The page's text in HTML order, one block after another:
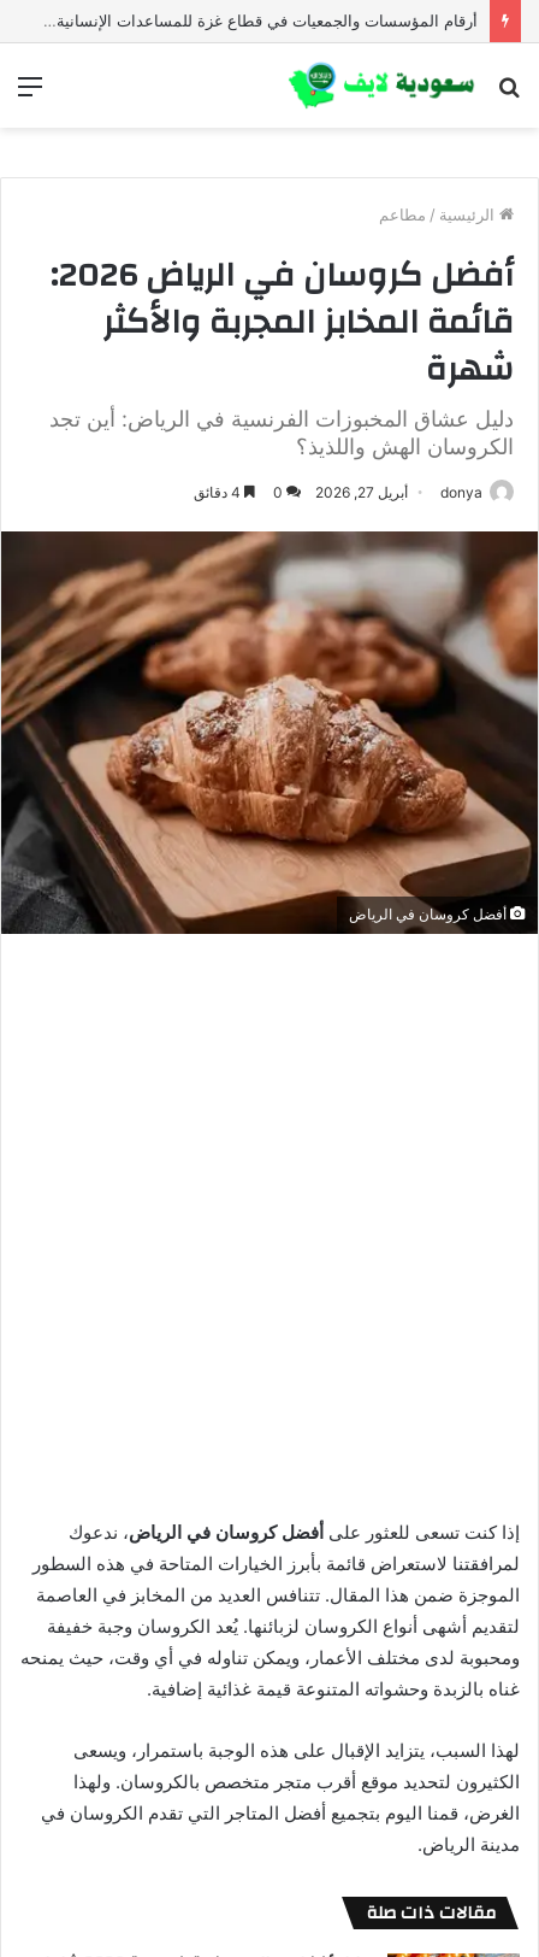
أرقام المؤسسات والجمعيات في قطاع غزة للمساعدات الإنسانية العاجلة
بحث
الرئيسية / مطاعم
أفضل كروسان في الرياض 2026:
قائمة المخابز المجربة والأكثر
شهرة
دليل عشاق المخبوزات الفرنسية في الرياض: أين تجد
الكروسان الهش واللذيذ؟
donya أبريل 27, 2026 0
أفضل كروسان في الرياض
إذا كنت تسعى للعثور على أفضل كروسان في الرياض، ندعوك
لمرافقتنا لاستعراض قائمة بأبرز الخيارات المتاحة في هذه السطور
الموجزة ضمن هذا المقال. تتنافس العديد من المخابز في العاصمة
لتقديم أشهى أنواع الكروسان لزبائنها. يُعد الكروسان وجبة خفيفة
ومحبوبة لدى مختلف الأعمار، ويمكن تناوله في أي وقت، حيث يمنحه
غناه بالزبدة وحشواته المتنوعة قيمة غذائية إضافية.
لهذا السبب، يتزايد الإقبال على هذه الوجبة باستمرار، ويسعى
الكثيرون لتحديد موقع أقرب متجر متخصص بالكروسان. ولهذا
الغرض، قمنا اليوم بتجميع أفضل المتاجر التي تقدم الكروسان في
مدينة الرياض.
مقالات ذات صلة